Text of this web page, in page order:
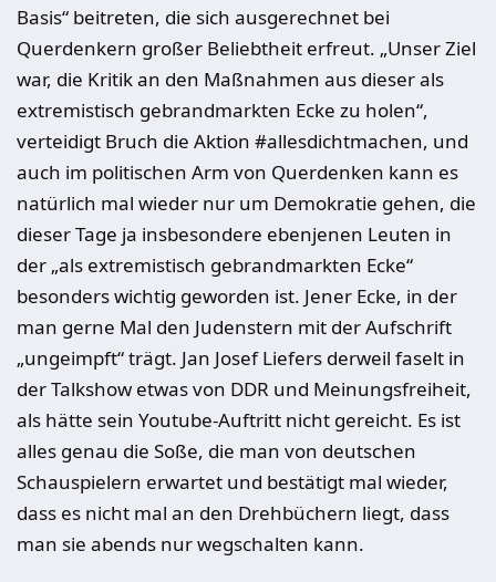
Basis“ beitreten, die sich ausgerechnet bei
Querdenkern großer Beliebtheit erfreut. „Unser Ziel
war, die Kritik an den Maßnahmen aus dieser als
extremistisch gebrandmarkten Ecke zu holen“,
verteidigt Bruch die Aktion #allesdichtmachen, und
auch im politischen Arm von Querdenken kann es
natürlich mal wieder nur um Demokratie gehen, die
dieser Tage ja insbesondere ebenjenen Leuten in
der „als extremistisch gebrandmarkten Ecke“
besonders wichtig geworden ist. Jener Ecke, in der
man gerne Mal den Judenstern mit der Aufschrift
„ungeimpft“ trägt. Jan Josef Liefers derweil faselt in
der Talkshow etwas von DDR und Meinungsfreiheit,
als hätte sein Youtube-Auftritt nicht gereicht. Es ist
alles genau die Soße, die man von deutschen
Schauspielern erwartet und bestätigt mal wieder,
dass es nicht mal an den Drehbüchern liegt, dass
man sie abends nur wegschalten kann.